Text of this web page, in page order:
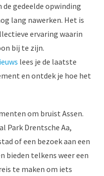
gedeelde opwinding
lang nawerken. Het is
ervaring waarin
bij te zijn.
lees je de laatste
en ontdek je hoe het
om bruist Assen.
Park Drentsche Aa,
of een bezoek aan een
bieden telkens weer een
te maken om iets